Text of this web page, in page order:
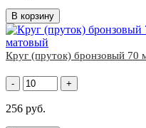
В корзину
Круг (пруток) бронзовый
- +
256 руб.